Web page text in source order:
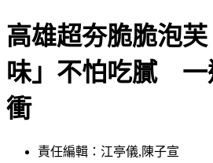
高雄超夯脆脆泡芙
味」不怕吃膩 一
衝
責任編輯：江亭儀,陳子宣